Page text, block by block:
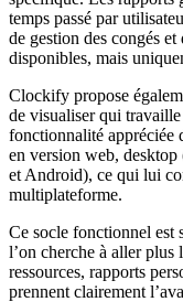
temps passé par
de gestion des congés
disponibles, mais
Clockify propose
de visualiser qui
fonctionnalité appréciée
en version web,
et Android), ce qui lui
multiplateforme.
Ce socle fonctionnel est
l’on cherche à aller
ressources, rapports
prennent clairement